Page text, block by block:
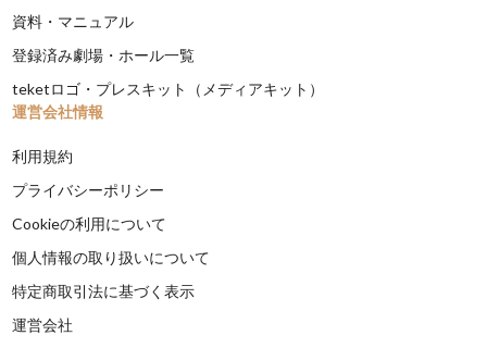
資料・マニュアル
登録済み劇場・ホール一覧
teketロゴ・プレスキット（メディアキット）
運営会社情報
利用規約
プライバシーポリシー
Cookieの利用について
個人情報の取り扱いについて
特定商取引法に基づく表示
運営会社